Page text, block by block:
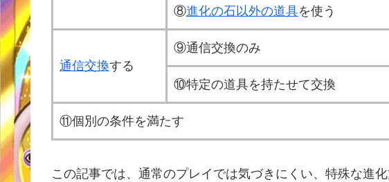
⑧進化の石以外の道具を使う
通信交換する
⑨通信交換のみ
⑩特定の道具を持たせて交換
⑪個別の条件を満たす
この記事では、通常のプレイでは気づきにくい、特殊な進